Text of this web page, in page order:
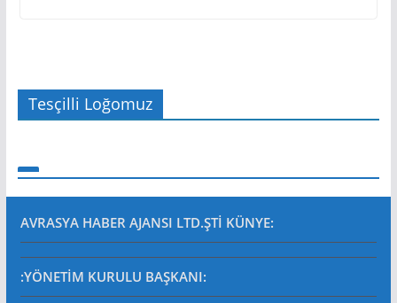
Tesçilli Loğomuz
AVRASYA HABER AJANSI LTD.ŞTİ KÜNYE:
:YÖNETİM KURULU BAŞKANI: